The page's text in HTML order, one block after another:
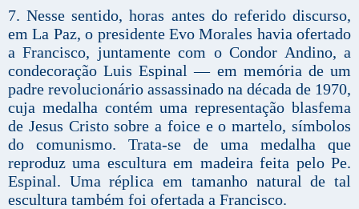
7. Nesse sentido, horas antes do referido discurso,
em La Paz, o presidente Evo Morales havia ofertado
a Francisco, juntamente com o Condor Andino, a
condecoração Luis Espinal — em memória de um
padre revolucionário assassinado na década de 1970,
cuja medalha contém uma representação blasfema
de Jesus Cristo sobre a foice e o martelo, símbolos
do comunismo. Trata-se de uma medalha que
reproduz uma escultura em madeira feita pelo Pe.
Espinal. Uma réplica em tamanho natural de tal
escultura também foi ofertada a Francisco.